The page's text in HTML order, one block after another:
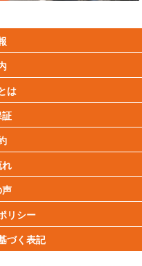
は
証
れ
声
リシー
づく表記